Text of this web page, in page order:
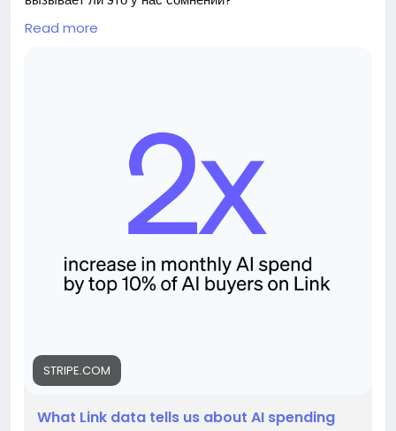
Сложно не задуматься о том, что такие инвестиции
о том, что действительно важно.
Ведь если ИИ не сможет полностью заменить
человеческий интеллект, на что тогда тратим деньги?
https://stripe.com/blog/what-link-data-tells-us-
about-ai-spending
#ИскусственныйИнтеллект
Follow #Инвестиции
Follow #Тренды Follow #Сомнения Follow
Read more
STRIPE.COM
What Link data tells us about AI spending